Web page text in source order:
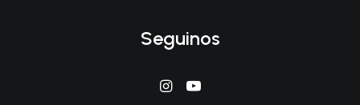
Seguinos